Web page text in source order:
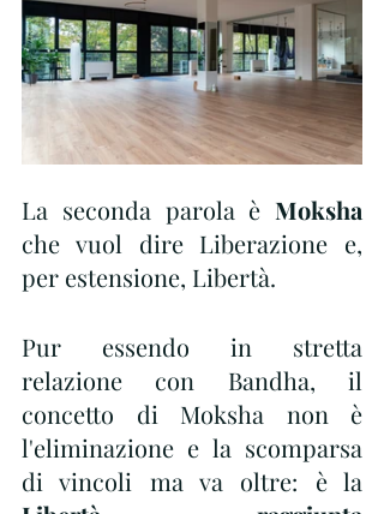
La seconda parola è Moksha
che vuol dire Liberazione e,
per estensione, Libertà.
Pur essendo in stretta
relazione con Bandha, il
concetto di Moksha non è
l'eliminazione e la scomparsa